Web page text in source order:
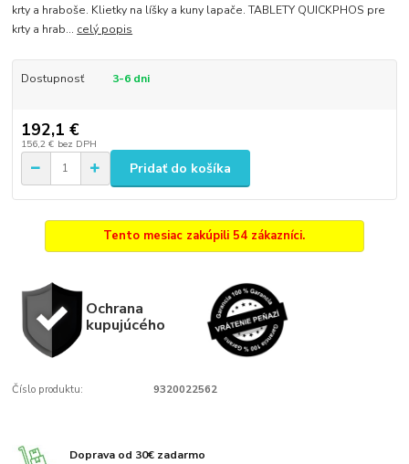
krty a hraboše. Klietky na líšky a kuny lapače. TABLETY QUICKPHOS pre
krty a hrab... celý popis
Dostupnosť 3-6 dni
192,1 €
156,2 € bez DPH
Pridať do košíka
Tento mesiac zakúpili 54 zákazníci.
Ochrana
kupujúcého
Číslo produktu: 9320022562
Doprava od 30€ zadarmo